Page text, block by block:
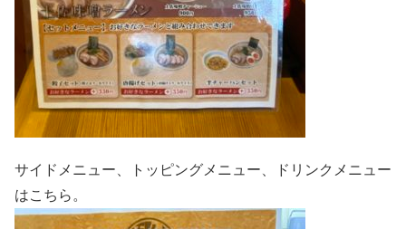
サイドメニュー、トッピングメニュー、ドリンクメニュー
はこちら。